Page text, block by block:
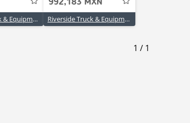
Riverside Truck & Equipment Inc.
992,183 MXN
Riverside Truck & Equipment Inc.
1 / 1